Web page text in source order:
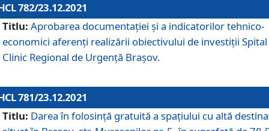
782/23.12.2021
Titlu: Aprobarea documentației și a indicatorilor tehnico-
economici aferenți realizării obiectivului de investiții Spital
Clinic Regional de Urgență Brașov.
781/23.12.2021
Titlu: Darea în folosinţă gratuită a spaţiului cu altă